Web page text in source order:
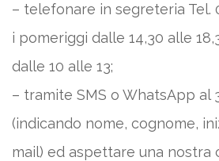
– telefonare in segreteria Tel.
i pomeriggi dalle 14,30 alle
dalle 10 alle 13;
– tramite SMS o WhatsApp al
(indicando nome, cognome,
mail) ed aspettare una nostra